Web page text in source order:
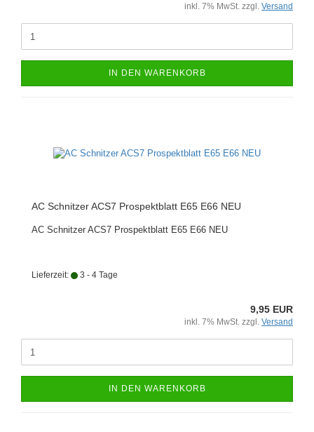
inkl. 7% MwSt. zzgl. Versand
IN DEN WARENKORB
AC Schnitzer ACS7 Prospektblatt E65 E66 NEU
AC Schnitzer ACS7 Prospektblatt E65 E66 NEU
Lieferzeit: 3 - 4 Tage
9,95 EUR
inkl. 7% MwSt. zzgl. Versand
IN DEN WARENKORB